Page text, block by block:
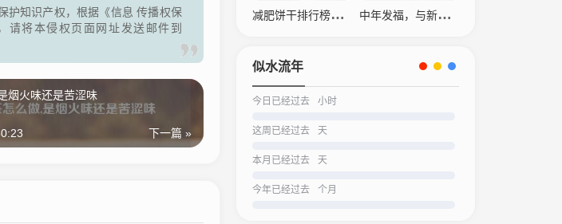
护知识产权，根据《信息 传播权保
将本侵权页面网址发送邮件到
烟火味还是苦涩味
下一篇 »
减肥饼干排行榜之一名，瘦身神器还是营销陷阱？ 中年发福，与新陈代谢的温柔对抗及解决之道
似水流年
今日已经过去 小时
这周已经过去 天
本月已经过去 天
今年已经过去 个月